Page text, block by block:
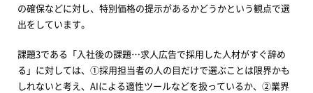
の確保などに対し、特別価格の提示があるかどうかという観点で選
出をしています。
課題3である「入社後の課題…求人広告で採用した人材がすぐ辞め
る」に対しては、①採用担当者の人の目だけで選ぶことは限界かも
しれないと考え、AIによる適性ツールなどを扱っているか、②業界